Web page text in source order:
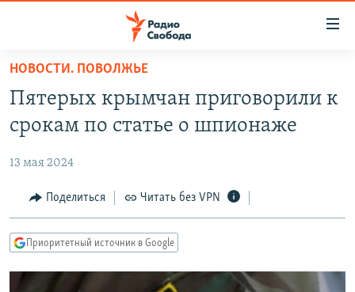
упрощенного
доступа
основному
Вернутся
главной
навигации
Вернутся
ПОДКАСТЫ
АВТОРСКИЕ ПРОЕКТЫ
ЦИТАТЫ СВОБОДЫ
МНЕНИЯ
IDEL.РЕАЛИИ
КАВКАЗ.РЕАЛИИ
НОВОСТИ. ПОВОЛЖЬЕ
Пятерых крымчан приговорили к
срокам по статье о шпионаже
13 мая 2024
Поделиться Читать без VPN
Приоритетный источник в Google